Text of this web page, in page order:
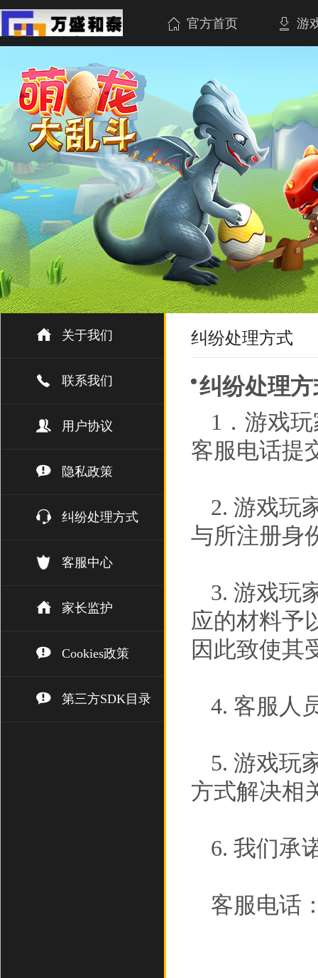
官方首页 游
关于我们
联系我们
用户协议
隐私政策
纠纷处理方式
客服中心
家长监护
Cookies政策
第三方SDK目录
纠纷处理方式
纠纷处理
1．游戏
客服电话提
2. 游戏玩
与所注册身
3. 游戏玩
应的材料予
因此致使其
4. 客服人
5. 游戏玩
方式解决相
6. 我们承
客服电话